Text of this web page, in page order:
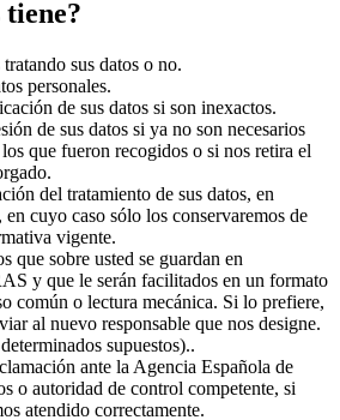
tiene?
sus datos o no.
personales.
de sus datos si son inexactos.
de sus datos si ya no son necesarios
que fueron recogidos o si nos retira el
del tratamiento de sus datos, en
en cuyo caso sólo los conservaremos de
vigente.
que sobre usted se guardan en
y que le serán facilitados en un formato
común o lectura mecánica. Si lo prefiere,
al nuevo responsable que nos designe.
supuestos)..
ante la Agencia Española de
o autoridad de control competente, si
atendido correctamente.